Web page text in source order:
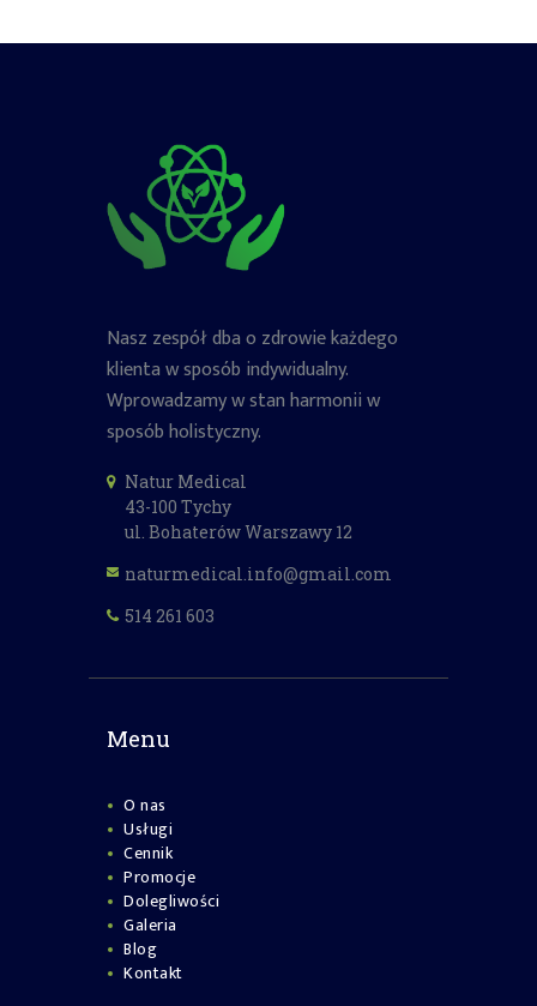
Nasz zespół dba o zdrowie każdego
klienta w sposób indywidualny.
Wprowadzamy w stan harmonii w
sposób holistyczny.
Natur Medical
43-100 Tychy
ul. Bohaterów Warszawy 12
naturmedical.info@gmail.com
514 261 603
Menu
O nas
Usługi
Cennik
Promocje
Dolegliwości
Galeria
Blog
Kontakt